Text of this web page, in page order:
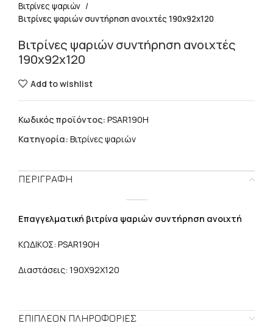
Βιτρίνες ψαριών
Βιτρίνες ψαριών συντήρηση ανοιχτές 190χ92χ120
Βιτρίνες ψαριών συντήρηση ανοιχτές
190χ92χ120
Add to wishlist
Κωδικός προϊόντος: PSAR190H
Κατηγορία: Βιτρίνες ψαριών
ΠΕΡΙΓΡΑΦΉ
Επαγγελματική βιτρίνα ψαριών συντήρηση ανοιχτή
ΚΩΔΙΚΟΣ: PSAR190H
Διαστάσεις: 190X92X120
ΕΠΙΠΛΈΟΝ ΠΛΗΡΟΦΟΡΊΕΣ